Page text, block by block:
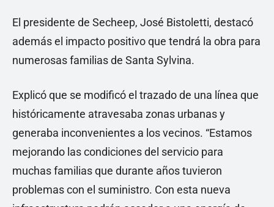
El presidente de Secheep, José Bistoletti, destacó
además el impacto positivo que tendrá la obra para
numerosas familias de Santa Sylvina.
Explicó que se modificó el trazado de una línea que
históricamente atravesaba zonas urbanas y
generaba inconvenientes a los vecinos. “Estamos
mejorando las condiciones del servicio para
muchas familias que durante años tuvieron
problemas con el suministro. Con esta nueva